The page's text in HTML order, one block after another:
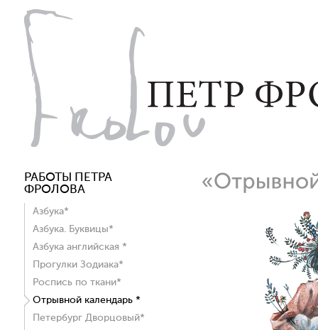
РАБОТЫ ПЕТРА
ФРОЛОВА
Азбука*
Азбука. Буквицы*
Азбука английская *
Прогулки Зодиака*
Роспись по ткани*
Отрывной календарь *
Петербург Дворцовый*